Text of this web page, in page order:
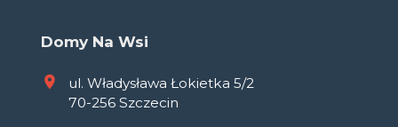
Domy Na Wsi
ul. Władysława Łokietka 5/2
70-256 Szczecin